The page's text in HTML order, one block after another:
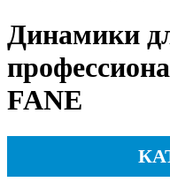
Динамики
FANE